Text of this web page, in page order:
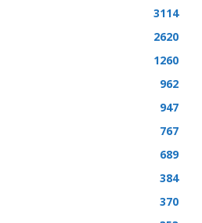
3114
2620
1260
962
947
767
689
384
370